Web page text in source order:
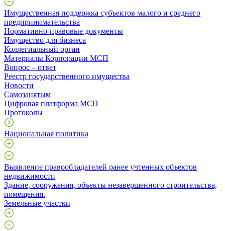
Имущественная поддержка субъектов малого и среднего
предпринимательства
Нормативно-правовые документы
Имущество для бизнеса
Коллегиальный орган
Материалы Корпорации МСП
Вопрос – ответ
Реестр государственного имущества
Новости
Самозанятым
Цифровая платформа МСП
Протоколы
Национальная политика
Выявление правообладателей ранее учтенных объектов
недвижимости
​Здание, сооружения, объекты незавершенного строительства,
помещения.
Земельные участки